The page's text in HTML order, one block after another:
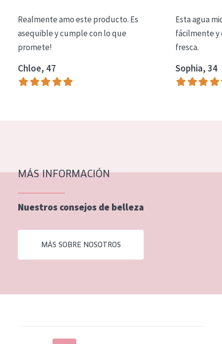
Essentials
Lift+
Expert
Piel madura
Piel menopáusica
EDAD
Realmente amo este producto. Es
asequible y cumple con lo que
promete!
Chloe, 47
Esta agua
fácilmente y
fresca.
Sophia, 34
MÁS INFORMACIÓN
Nuestros consejos de belleza
MÁS SOBRE NOSOTROS